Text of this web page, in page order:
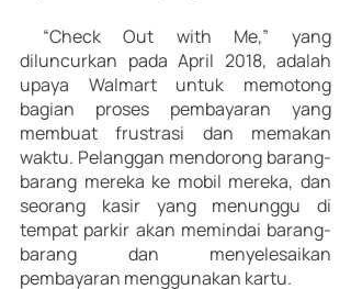
diluncurkan pada April 2018, adalah
upaya Walmart untuk memotong
bagian proses pembayaran yang
membuat frustrasi dan memakan
waktu. Pelanggan mendorong barang-
barang mereka ke mobil mereka, dan
seorang kasir yang menunggu di
tempat parkir akan memindai barang-
barang dan menyelesaikan
pembayaran menggunakan kartu.